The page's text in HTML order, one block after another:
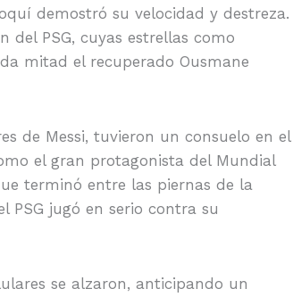
demostró su velocidad y destreza.
PSG, cuyas estrellas como
mitad el recuperado Ousmane
de Messi, tuvieron un consuelo en el
el gran protagonista del Mundial
terminó entre las piernas de la
PSG jugó en serio contra su
se alzaron, anticipando un